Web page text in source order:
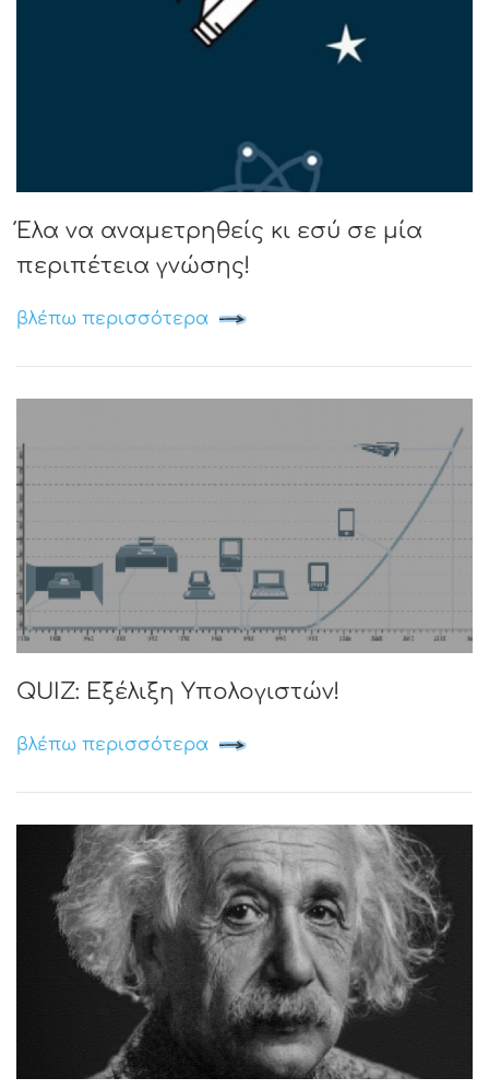
Έλα να αναμετρηθείς κι εσύ σε μία
περιπέτεια γνώσης!
βλέπω περισσότερα
QUIZ: Εξέλιξη Υπολογιστών!
βλέπω περισσότερα